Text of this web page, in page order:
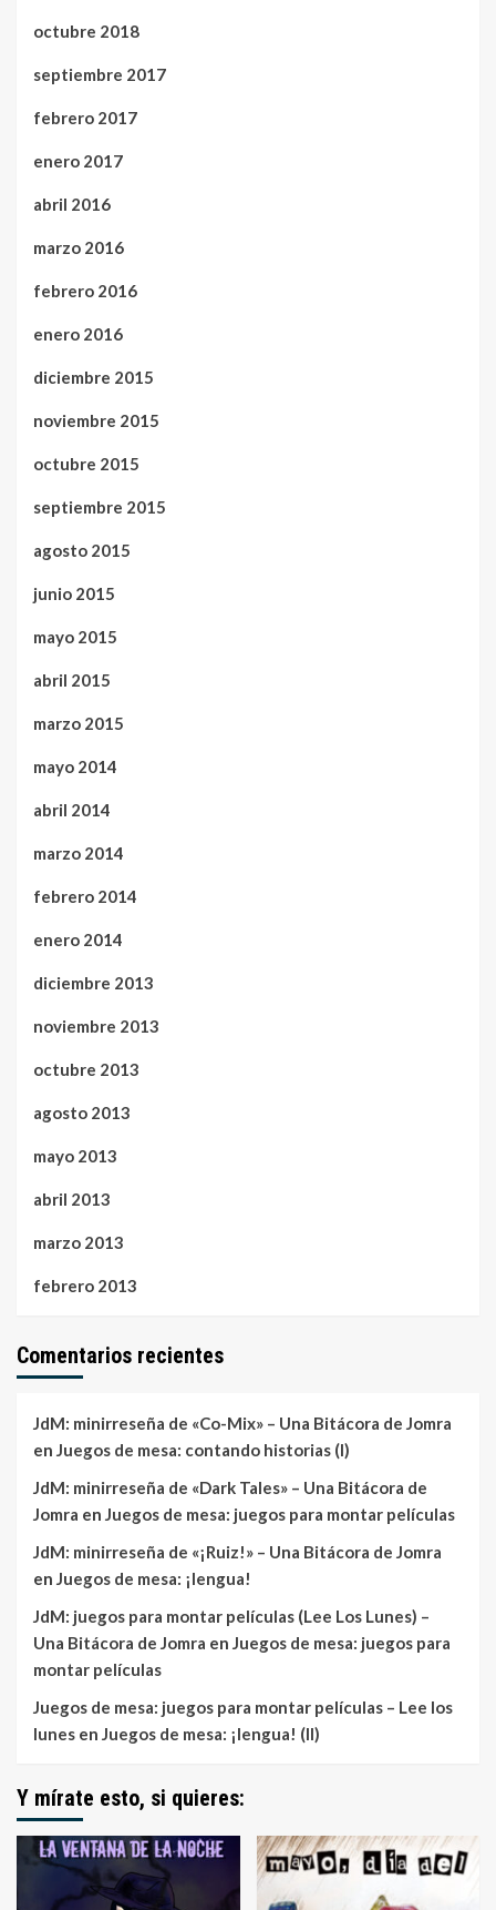
octubre 2018
septiembre 2017
febrero 2017
enero 2017
abril 2016
marzo 2016
febrero 2016
enero 2016
diciembre 2015
noviembre 2015
octubre 2015
septiembre 2015
agosto 2015
junio 2015
mayo 2015
abril 2015
marzo 2015
mayo 2014
abril 2014
marzo 2014
febrero 2014
enero 2014
diciembre 2013
noviembre 2013
octubre 2013
agosto 2013
mayo 2013
abril 2013
marzo 2013
febrero 2013
Comentarios recientes
JdM: minirreseña de «Co-Mix» – Una Bitácora de Jomra
en Juegos de mesa: contando historias (I)
JdM: minirreseña de «Dark Tales» – Una Bitácora de
Jomra en Juegos de mesa: juegos para montar películas
JdM: minirreseña de «¡Ruiz!» – Una Bitácora de Jomra
en Juegos de mesa: ¡lengua!
JdM: juegos para montar películas (Lee Los Lunes) –
Una Bitácora de Jomra en Juegos de mesa: juegos para
montar películas
Juegos de mesa: juegos para montar películas – Lee los
lunes en Juegos de mesa: ¡lengua! (II)
Y mírate esto, si quieres: